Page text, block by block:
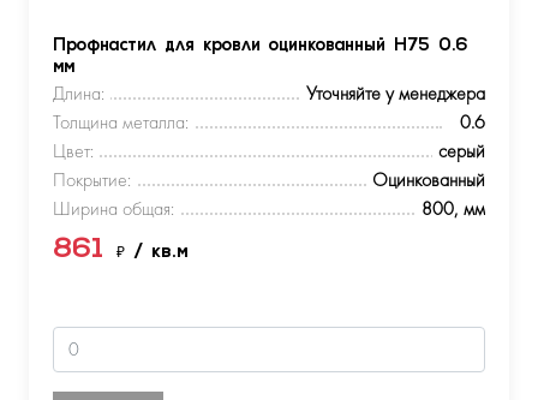
Профнастил для кровли оцинкованный Н75 0.6
мм
Длина:
Уточняйте у менеджера
Толщина металла:
0.6
Цвет:
серый
Покрытие:
Оцинкованный
Ширина общая:
800, мм
861 ₽ / кв.м